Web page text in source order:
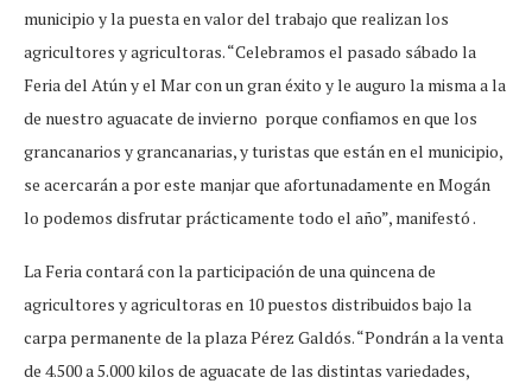
municipio y la puesta en valor del trabajo que realizan los
agricultores y agricultoras. “Celebramos el pasado sábado la
Feria del Atún y el Mar con un gran éxito y le auguro la misma a la
de nuestro aguacate de invierno porque confiamos en que los
grancanarios y grancanarias, y turistas que están en el municipio,
se acercarán a por este manjar que afortunadamente en Mogán
lo podemos disfrutar prácticamente todo el año”, manifestó .
La Feria contará con la participación de una quincena de
agricultores y agricultoras en 10 puestos distribuidos bajo la
carpa permanente de la plaza Pérez Galdós. “Pondrán a la venta
de 4.500 a 5.000 kilos de aguacate de las distintas variedades,